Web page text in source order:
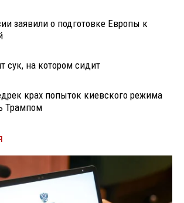
заявили о подготовке Европы к
сук, на котором сидит
крах попыток киевского режима
Трампом